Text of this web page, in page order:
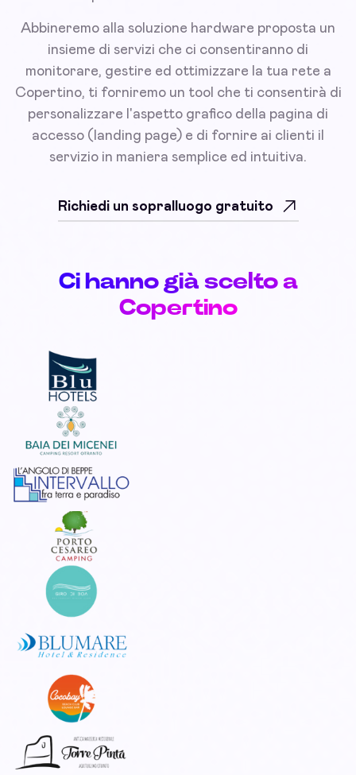
Abbineremo alla soluzione hardware proposta un
insieme di servizi che ci consentiranno di
monitorare, gestire ed ottimizzare la tua rete a
Copertino, ti forniremo un tool che ti consentirà di
personalizzare l'aspetto grafico della pagina di
accesso (landing page) e di fornire ai clienti il
servizio in maniera semplice ed intuitiva.
Richiedi un sopralluogo gratuito
Ci hanno già scelto a
Copertino